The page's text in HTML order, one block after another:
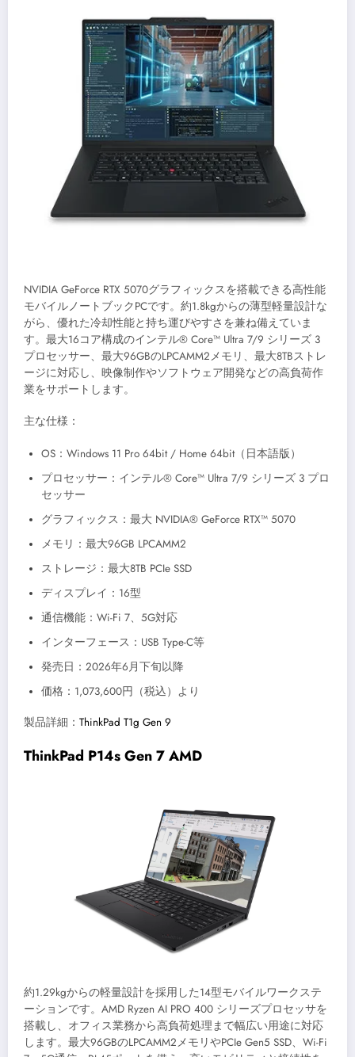
NVIDIA GeForce RTX 5070グラフィックスを搭載できる高性能
モバイルノートブックPCです。約1.8kgからの薄型軽量設計な
がら、優れた冷却性能と持ち運びやすさを兼ね備えていま
す。最大16コア構成のインテル® Core™ Ultra 7/9 シリーズ 3
プロセッサー、最大96GBのLPCAMM2メモリ、最大8TBストレ
ージに対応し、映像制作やソフトウェア開発などの高負荷作
業をサポートします。
主な仕様：
OS：Windows 11 Pro 64bit / Home 64bit（日本語版）
プロセッサー：インテル® Core™ Ultra 7/9 シリーズ 3 プロ
セッサー
グラフィックス：最大 NVIDIA® GeForce RTX™ 5070
メモリ：最大96GB LPCAMM2
ストレージ：最大8TB PCIe SSD
ディスプレイ：16型
通信機能：Wi-Fi 7、5G対応
インターフェース：USB Type-C等
発売日：2026年6月下旬以降
価格：1,073,600円（税込）より
製品詳細： ThinkPad T1g Gen 9
ThinkPad P14s Gen 7 AMD
約1.29kgからの軽量設計を採用した14型モバイルワークステ
ーションです。AMD Ryzen AI PRO 400 シリーズプロセッサを
搭載し、オフィス業務から高負荷処理まで幅広い用途に対応
します。最大96GBのLPCAMM2メモリやPCIe Gen5 SSD、Wi-Fi